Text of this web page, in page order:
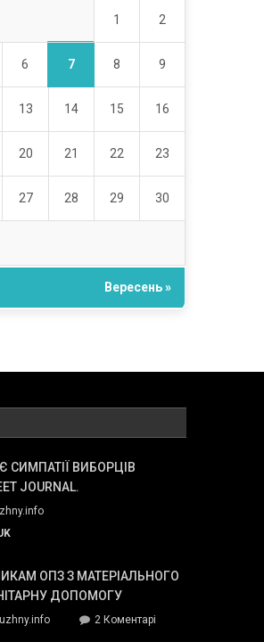
1 2
6 7 8 9
13 14 15 16
20 21 22 23
27 28 29 30
Вересень »
СИМПАТІЇ ВИБОРЦІВ
JOURNAL.
ОПЗ З МАТЕРІАЛЬНОГО
ДОПОМОГУ
2 Коментарідо